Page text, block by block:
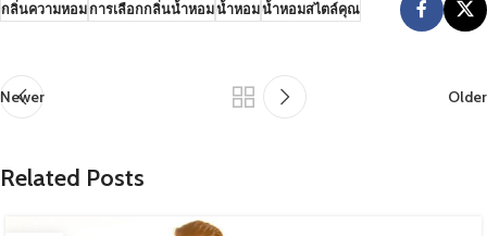
กลิ่นความหอมการเลือกกลิ่นน้ำหอมน้ำหอมน้ำหอมสไตล์คุณ
Newer Older
Related Posts